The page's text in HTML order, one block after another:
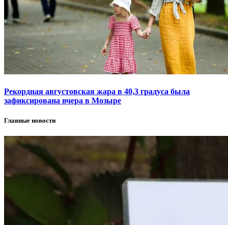
Рекордная августовская жара в 40,3 градуса была
зафиксирована вчера в Мозыре
Главные новости